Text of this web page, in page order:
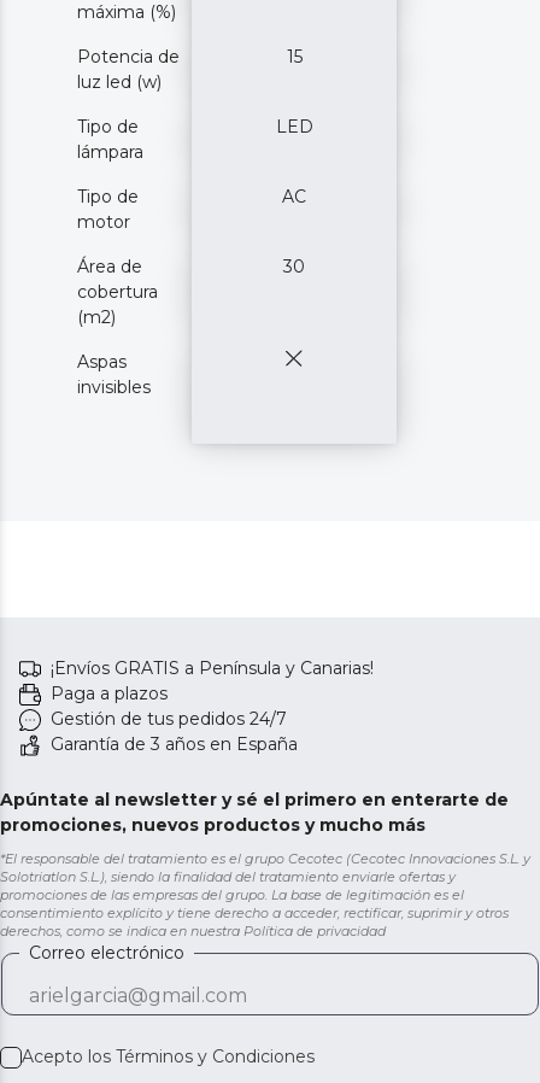
máxima (%)
Potencia de
luz led (w)
15
Tipo de
lámpara
LED
Tipo de
motor
AC
Área de
cobertura
(m2)
30
Aspas
invisibles
¡Envíos GRATIS a Península y Canarias!
Paga a plazos
Gestión de tus pedidos 24/7
Garantía de 3 años en España
Apúntate al newsletter y sé el primero en enterarte de
promociones, nuevos productos y mucho más
*El responsable del tratamiento es el grupo Cecotec (Cecotec Innovaciones S.L. y
Solotriatlon S.L.), siendo la finalidad del tratamiento enviarle ofertas y
promociones de las empresas del grupo. La base de legitimación es el
consentimiento explícito y tiene derecho a acceder, rectificar, suprimir y otros
derechos, como se indica en nuestra Política de privacidad
Correo electrónico
Acepto los Términos y Condiciones